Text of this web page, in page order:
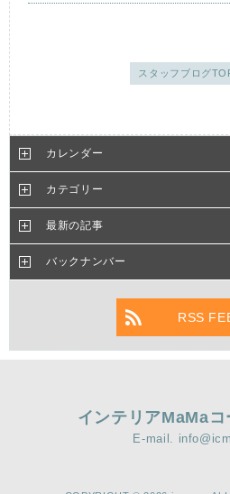
スタッフブログ
カレンダー
カテゴリー
最新の記事
バックナンバー
RSS
インテリアMaMaコ
E-mail.